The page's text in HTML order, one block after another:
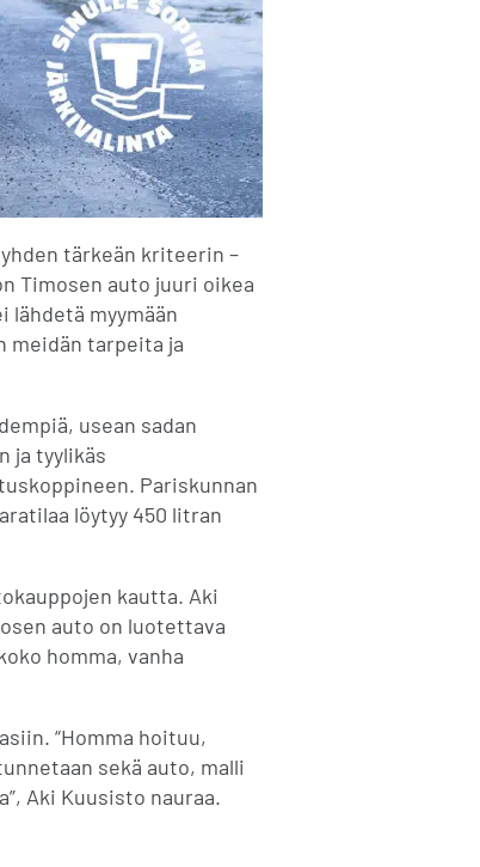
tärkeän kriteerin –
Timosen auto juuri oikea
lähdetä myymään
meidän tarpeita ja
usean sadan
ja tyylikäs
Pariskunnan
löytyy 450 litran
kautta. Aki
auto on luotettava
homma, vanha
“Homma hoituu,
sekä auto, malli
Aki Kuusisto nauraa.